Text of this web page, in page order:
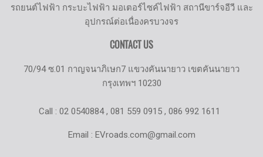
รถยนต์ไฟฟ้า กระบะไฟฟ้า มอเตอร์ไซค์ไฟฟ้า สถานีขาร์จอีวี และ
อุปกรณ์ต่อเนื่องครบวงจร
CONTACT US
70/94 ซ.01 กาญจนาภิเษก7 แขวงคันนายาว เขตคันนายาว
กรุงเทพฯ 10230
Call : 02 0540884 , 081 559 0915 , 086 992 1611
Email : EVroads.com@gmail.com